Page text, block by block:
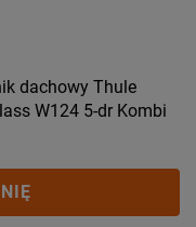
dachowy Thule
W124 5-dr Kombi